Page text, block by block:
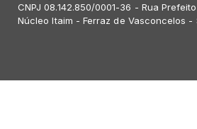
CNPJ 08.142.850/0001-36 - Rua
Núcleo Itaim - Ferraz de Vasconcelos -